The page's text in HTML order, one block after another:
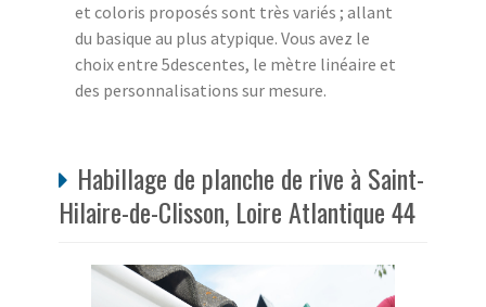
et coloris proposés sont très variés ; allant
du basique au plus atypique. Vous avez le
choix entre 5descentes, le mètre linéaire et
des personnalisations sur mesure.
Habillage de planche de rive à Saint-
Hilaire-de-Clisson, Loire Atlantique 44